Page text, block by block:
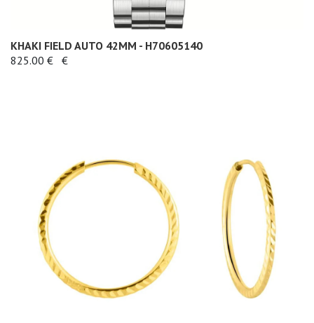
KHAKI FIELD AUTO 42MM - H70605140
825.00 € €